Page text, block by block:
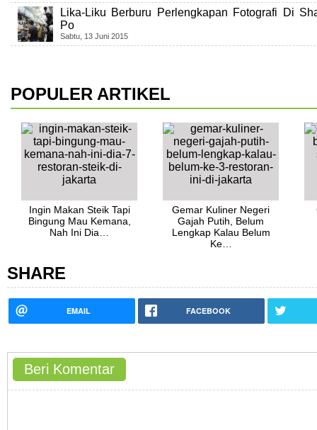
Lika-Liku Berburu Perlengkapan Fotografi Di
Po
Sabtu, 13 Juni 2015
POPULER ARTIKEL
Ingin Makan Steik Tapi
Bingung Mau Kemana,
Nah Ini Dia…
Gemar Kuliner Negeri
Gajah Putih, Belum
Lengkap Kalau Belum
Ke…
SHARE
EMAIL FACEBOOK
Beri Komentar